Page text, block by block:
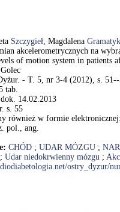
Szczygieł, Magdalena
akcelerometrycznych na
of motion system in patients
- T. 5, nr 3-4 (2012), s.
tab.
14.02.2013
s. 55
również w formie
pol., ang.
CHÓD ; UDAR MÓZGU ;
; Udar niedokrwienny mózgu ;
ostry_dyzur/